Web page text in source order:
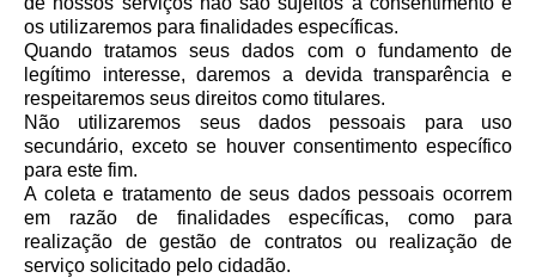
os utilizaremos para finalidades específicas.
Quando tratamos seus dados com o fundamento de
legítimo interesse, daremos a devida transparência e
respeitaremos seus direitos como titulares.
Não utilizaremos seus dados pessoais para uso
secundário, exceto se houver consentimento específico
para este fim.
A coleta e tratamento de seus dados pessoais ocorrem
em razão de finalidades específicas, como para
realização de gestão de contratos ou realização de
serviço solicitado pelo cidadão.